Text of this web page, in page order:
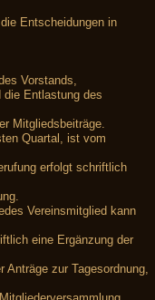
Entscheidungen in
Vorstands,
die Entlastung des
Mitgliedsbeiträge.
Quartal, ist vom
erfolgt schriftlich
Vereinsmitglied kann
eine Ergänzung der
Anträge zur Tagesordnung,